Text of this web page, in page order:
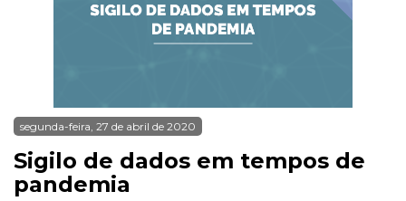
segunda-feira, 27 de abril de 2020
Sigilo de dados em tempos de
pandemia